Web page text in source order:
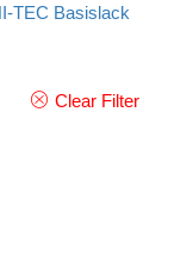
TEC Basislack
Clear Filter